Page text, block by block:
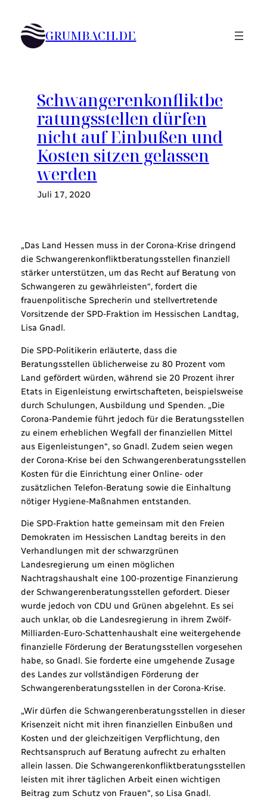
Inhalt
springen GRUMBACH.DE
Schwangerenkonfliktbe
ratungsstellen dürfen
nicht auf Einbußen und
Kosten sitzen gelassen
werden
Juli 17, 2020
„Das Land Hessen muss in der Corona-Krise dringend
die Schwangerenkonfliktberatungsstellen finanziell
stärker unterstützen, um das Recht auf Beratung von
Schwangeren zu gewährleisten“, fordert die
frauenpolitische Sprecherin und stellvertretende
Vorsitzende der SPD-Fraktion im Hessischen Landtag,
Lisa Gnadl.
Die SPD-Politikerin erläuterte, dass die
Beratungsstellen üblicherweise zu 80 Prozent vom
Land gefördert würden, während sie 20 Prozent ihrer
Etats in Eigenleistung erwirtschafteten, beispielsweise
durch Schulungen, Ausbildung und Spenden. „Die
Corona-Pandemie führt jedoch für die Beratungsstellen
zu einem erheblichen Wegfall der finanziellen Mittel
aus Eigenleistungen“, so Gnadl. Zudem seien wegen
der Corona-Krise bei den Schwangerenberatungsstellen
Kosten für die Einrichtung einer Online- oder
zusätzlichen Telefon-Beratung sowie die Einhaltung
nötiger Hygiene-Maßnahmen entstanden.
Die SPD-Fraktion hatte gemeinsam mit den Freien
Demokraten im Hessischen Landtag bereits in den
Verhandlungen mit der schwarzgrünen
Landesregierung um einen möglichen
Nachtragshaushalt eine 100-prozentige Finanzierung
der Schwangerenberatungsstellen gefordert. Dieser
wurde jedoch von CDU und Grünen abgelehnt. Es sei
auch unklar, ob die Landesregierung in ihrem Zwölf-
Milliarden-Euro-Schattenhaushalt eine weitergehende
finanzielle Förderung der Beratungsstellen vorgesehen
habe, so Gnadl. Sie forderte eine umgehende Zusage
des Landes zur vollständigen Förderung der
Schwangerenberatungsstellen in der Corona-Krise.
„Wir dürfen die Schwangerenberatungsstellen in dieser
Krisenzeit nicht mit ihren finanziellen Einbußen und
Kosten und der gleichzeitigen Verpflichtung, den
Rechtsanspruch auf Beratung aufrecht zu erhalten
allein lassen. Die Schwangerenkonfliktberatungsstellen
leisten mit ihrer täglichen Arbeit einen wichtigen
Beitrag zum Schutz von Frauen“, so Lisa Gnadl.